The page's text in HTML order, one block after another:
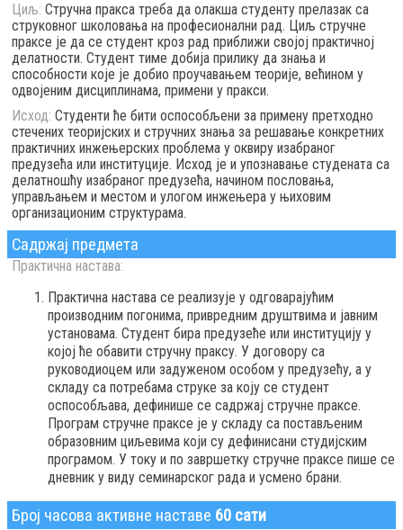
Циљ: Стручна пракса треба да олакша студенту прелазак са
струковног школовања на професионални рад. Циљ стручне
праксе је да се студент кроз рад приближи својој практичној
делатности. Студент тиме добија прилику да знања и
способности које је добио проучавањем теорије, већином у
одвојеним дисциплинама, примени у пракси.
Исход: Студенти ће бити оспособљени за примену претходно
стечених теоријских и стручних знања за решавање конкретних
практичних инжењерских проблема у оквиру изабраног
предузећа или институције. Исход је и упознавање студената са
делатношћу изабраног предузећа, начином пословања,
управљањем и местом и улогом инжењера у њиховим
организационим структурама.
Садржај предмета
Практична настава:
Практична настава се реализује у одговарајућим
производним погонима, привредним друштвима и јавним
установама. Студент бира предузеће или институцију у
којој ће обавити стручну праксу. У договору са
руководиоцем или задуженом особом у предузећу, а у
складу са потребама струке за коју се студент
оспособљава, дефинише се садржај стручне праксе.
Програм стручне праксе је у складу са постављеним
образовним циљевима који су дефинисани студијским
програмом. У току и по завршетку стручне праксе пише се
дневник у виду семинарског рада и усмено брани.
Број часова активне наставе 60 сати